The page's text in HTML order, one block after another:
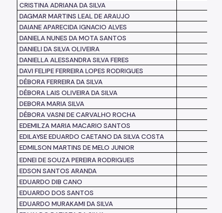
CRISTINA ADRIANA DA SILVA
DAGMAR MARTINS LEAL DE ARAUJO
DAIANE APARECIDA IGNACIO ALVES
DANIELA NUNES DA MOTA SANTOS
DANIELI DA SILVA OLIVEIRA
DANIELLA ALESSANDRA SILVA FERES
DAVI FELIPE FERREIRA LOPES RODRIGUES
DÉBORA FERREIRA DA SILVA
DÉBORA LAIS OLIVEIRA DA SILVA
DEBORA MARIA SILVA
DÉBORA VASNI DE CARVALHO ROCHA
EDEMILZA MARIA MACARIO SANTOS
EDILAYSE EDUARDO CAETANO DA SILVA COSTA
EDMILSON MARTINS DE MELO JUNIOR
EDNEI DE SOUZA PEREIRA RODRIGUES
EDSON SANTOS ARANDA
EDUARDO DIB CANO
EDUARDO DOS SANTOS
EDUARDO MURAKAMI DA SILVA